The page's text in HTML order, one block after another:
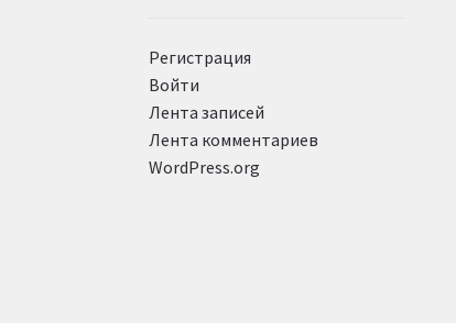
Регистрация
Войти
Лента записей
Лента комментариев
WordPress.org